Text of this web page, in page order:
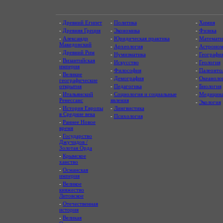
- Древний Египет
- Древняя Греция
- Александр
Македонский
- Древний Рим
- Византийская
империя
- Великие
географические
открытия
- Итальянский
Ренессанс
- История Европы
в Средние века
- Раннее Новое
время
- Государство
Джучидов /
Золотая Орда
- Крымское
ханство
- Османская
империя
- Великое
княжество
Литовское
- Отечественная
история
- Великая
- Политика
- Экономика
- Юридическая практика
- Археология
- Нумизматика
- Искусство
- Философия
- Демография
- Педагогика
- Социология и социальные
явления
- Лингвистика
- Психология
- Химия
- Физика
-
-
-
- Геология
-
-
- Биология
- Медицина
- Экология